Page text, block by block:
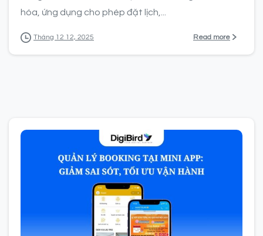
hóa, ứng dụng cho phép đặt lịch,...
Tháng 12 12, 2025 Read more